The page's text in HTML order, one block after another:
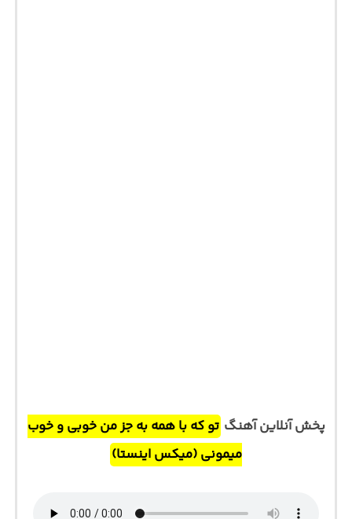
پخش آنلاین آهنگ تو که با همه به جز من خوبی و خوب
میمونی (میکس اینستا)